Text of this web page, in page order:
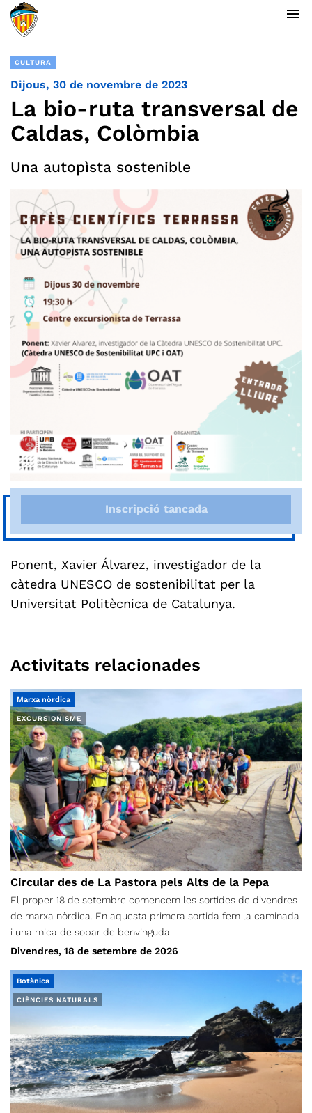
menu
CULTURA
Dijous, 30 de novembre de 2023
La bio-ruta transversal de
Caldas, Colòmbia
Una autopìsta sostenible
Inscripció tancada
Ponent, Xavier Álvarez, investigador de la
càtedra UNESCO de sostenibilitat per la
Universitat Politècnica de Catalunya.
Activitats relacionades
EXCURSIONISME
Marxa nòrdica
Circular des de La Pastora pels Alts de la Pepa
El proper 18 de setembre comencem les sortides de divendres
de marxa nòrdica. En aquesta primera sortida fem la caminada
i una mica de sopar de benvinguda.
Divendres, 18 de setembre de 2026
CIÈNCIES NATURALS
Botànica